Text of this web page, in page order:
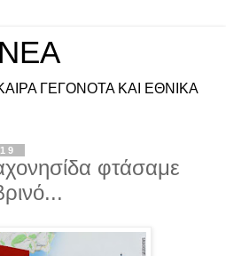
ΓΕΓΟΝΟΤΑ ΚΑΙ ΕΘΝΙΚΑ
φτάσαμε